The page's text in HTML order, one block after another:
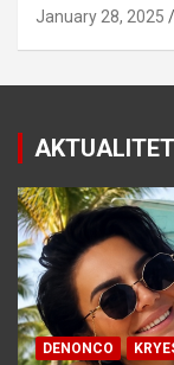
January 28, 2025
AKTUALITET
DENONCO